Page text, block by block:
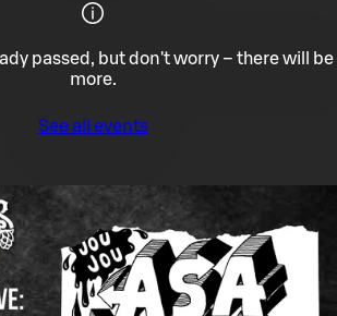
passed, but don't worry – there will be
more.
See all events